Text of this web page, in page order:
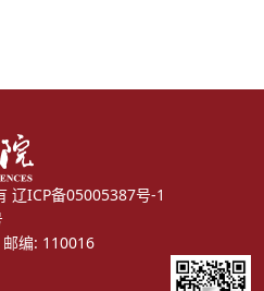
辽ICP备05005387号-1
编: 110016